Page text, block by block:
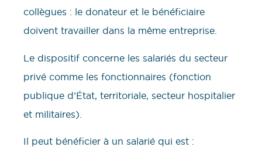
collègues : le donateur et le bénéficiaire
doivent travailler dans la même entreprise.
Le dispositif concerne les salariés du secteur
privé comme les fonctionnaires (fonction
publique d’État, territoriale, secteur hospitalier
et militaires).
Il peut bénéficier à un salarié qui est :